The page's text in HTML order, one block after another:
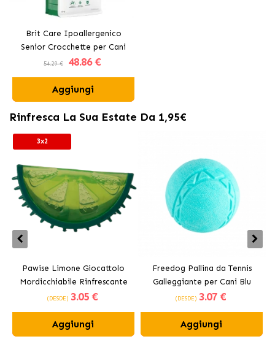
Brit Care Ipoallergenico
Senior Crocchette per Cani
Anziani con Agnello
54.29 € 48.86 €
Aggiungi
Rinfresca La Sua Estate Da 1,95€
3x2
Pawise Limone Giocattolo
Mordicchiabile Rinfrescante
per Cani 12 cm
(DESDE) 3.05 €
Aggiungi
Freedog Pallina da Tennis
Galleggiante per Cani Blu
(DESDE) 3.07 €
Aggiungi